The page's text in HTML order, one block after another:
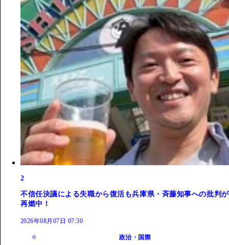
2
不信任決議による失職から復活も兵庫県・斉藤知事への批判が
再燃中！
2026年08月07日 07:30
政治・国際